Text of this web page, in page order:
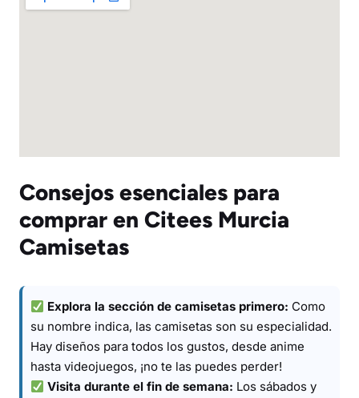
Consejos esenciales para
comprar en Citees Murcia
Camisetas
Explora la sección de camisetas primero: Como
su nombre indica, las camisetas son su especialidad.
Hay diseños para todos los gustos, desde anime
hasta videojuegos, ¡no te las puedes perder!
Visita durante el fin de semana: Los sábados y